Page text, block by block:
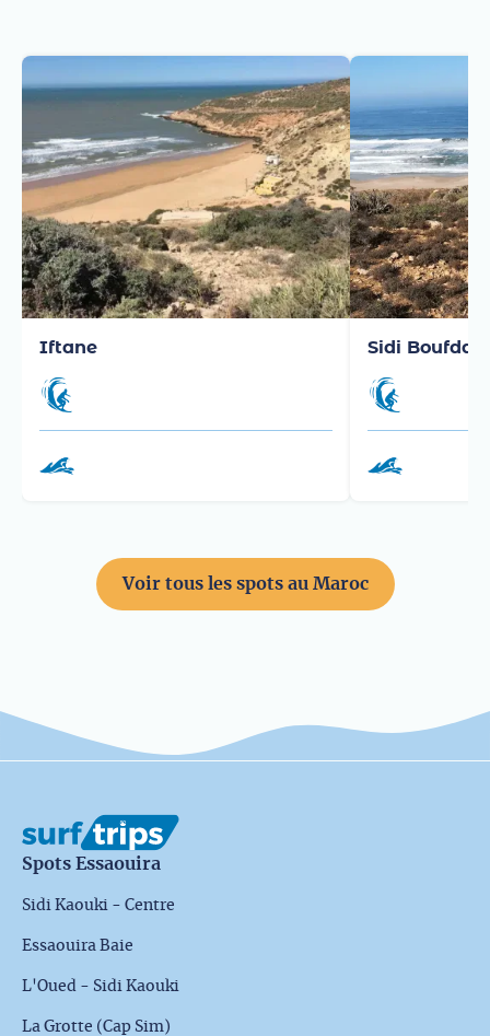
Iftane Sidi Boufdail
Voir tous les spots au Maroc
Spots Essaouira
Sidi Kaouki - Centre
Essaouira Baie
L'Oued - Sidi Kaouki
La Grotte (Cap Sim)